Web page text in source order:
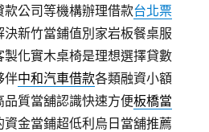
公司等機構辦理借款台北票
決新竹當鋪值別家岩板餐桌服
製化實木桌椅是理想選擇貸數
伴中和汽車借款各類融資小額
質當舖認識快速方便板橋當
金當鋪超低利烏日當舖推薦